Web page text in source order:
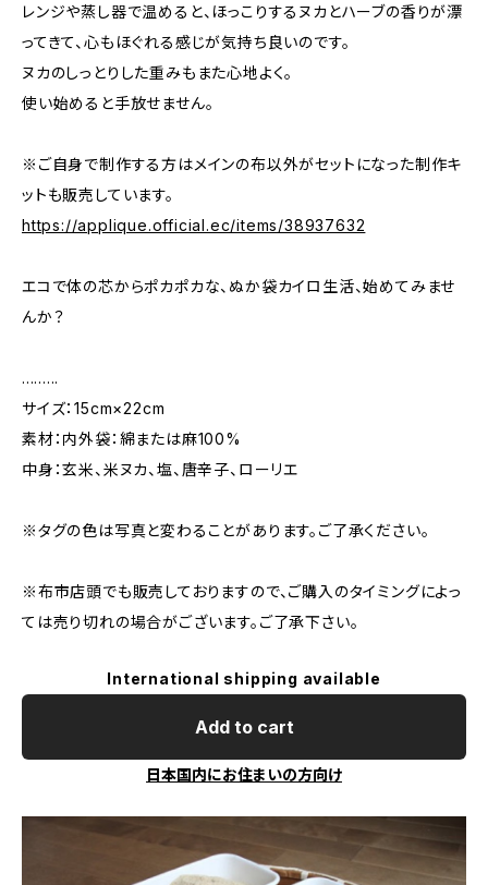
レンジや蒸し器で温めると、ほっこりするヌカとハーブの香りが漂
ってきて、心もほぐれる感じが気持ち良いのです。
ヌカのしっとりした重みもまた心地よく。
使い始めると手放せません。
※ご自身で制作する方はメインの布以外がセットになった制作キ
ットも販売しています。
https://applique.official.ec/items/38937632
エコで体の芯からポカポカな、ぬか袋カイロ生活、始めてみませ
んか？
.........
サイズ：15cm×22cm
素材：内外袋：綿または麻100%
中身：玄米、米ヌカ、塩、唐辛子、ローリエ
※タグの色は写真と変わることがあります。ご了承ください。
※布市店頭でも販売しておりますので、ご購入のタイミングによっ
ては売り切れの場合がございます。ご了承下さい。
International shipping available
Add to cart
日本国内にお住まいの方向け